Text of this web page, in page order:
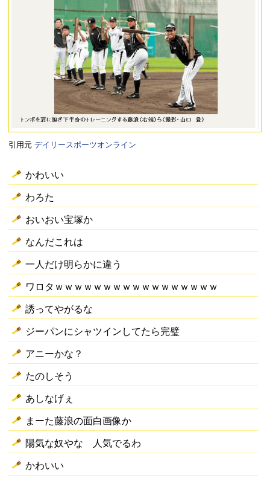
引用元デイリースポーツオンライン
かわいい
わろた
おいおい宝塚か
なんだこれは
一人だけ明らかに違う
ワロタｗｗｗｗｗｗｗｗｗｗｗｗｗｗｗｗｗ
誘ってやがるな
ジーパンにシャツインしてたら完璧
アニーかな？
たのしそう
あしなげぇ
まーた藤浪の面白画像か
陽気な奴やな 人気でるわ
かわいい